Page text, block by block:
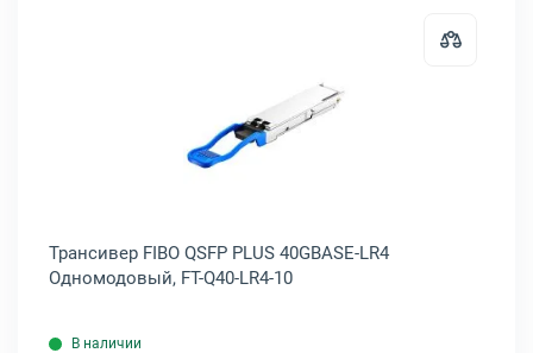
ZyXEL SFP 1000Base-SX Многомодовый (10шт), SFP-SX-E-
Открыть товар: Трансивер FIBO
Трансивер FIBO QSFP PLUS 40GBASE-LR4
Одномодовый, FT-Q40-LR4-10
В наличии